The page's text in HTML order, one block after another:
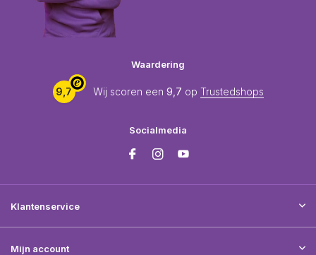
Waardering
9,7 Wij scoren een 9,7 op Trustedshops
Socialmedia
Klantenservice
Mijn account